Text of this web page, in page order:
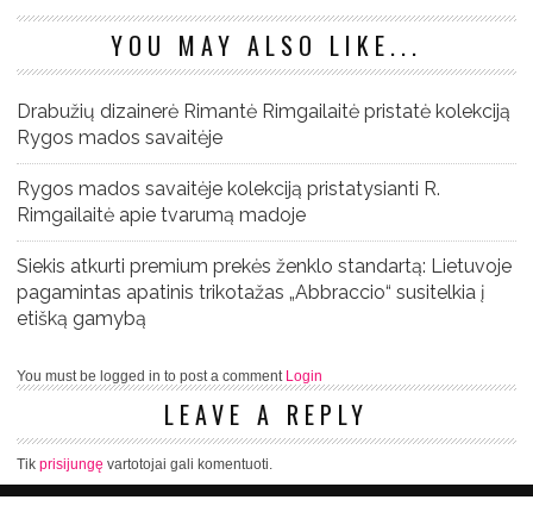
YOU MAY ALSO LIKE...
Drabužių dizainerė Rimantė Rimgailaitė pristatė kolekciją
Rygos mados savaitėje
Rygos mados savaitėje kolekciją pristatysianti R.
Rimgailaitė apie tvarumą madoje
Siekis atkurti premium prekės ženklo standartą: Lietuvoje
pagamintas apatinis trikotažas „Abbraccio“ susitelkia į
etišką gamybą
You must be logged in to post a comment Login
LEAVE A REPLY
Tik prisijungę vartotojai gali komentuoti.